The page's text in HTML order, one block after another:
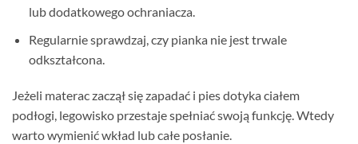
lub dodatkowego ochraniacza.
Regularnie sprawdzaj, czy pianka nie jest trwale
odkształcona.
Jeżeli materac zaczął się zapadać i pies dotyka ciałem
podłogi, legowisko przestaje spełniać swoją funkcję. Wtedy
warto wymienić wkład lub całe posłanie.